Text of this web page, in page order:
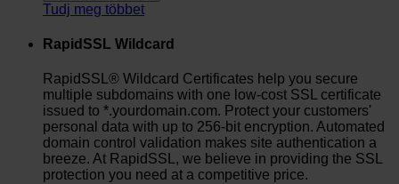
Tudj meg többet
RapidSSL Wildcard
RapidSSL® Wildcard Certificates help you secure
multiple subdomains with one low-cost SSL certificate
issued to *.yourdomain.com. Protect your customers'
personal data with up to 256-bit encryption. Automated
domain control validation makes site authentication a
breeze. At RapidSSL, we believe in providing the SSL
protection you need at a competitive price.